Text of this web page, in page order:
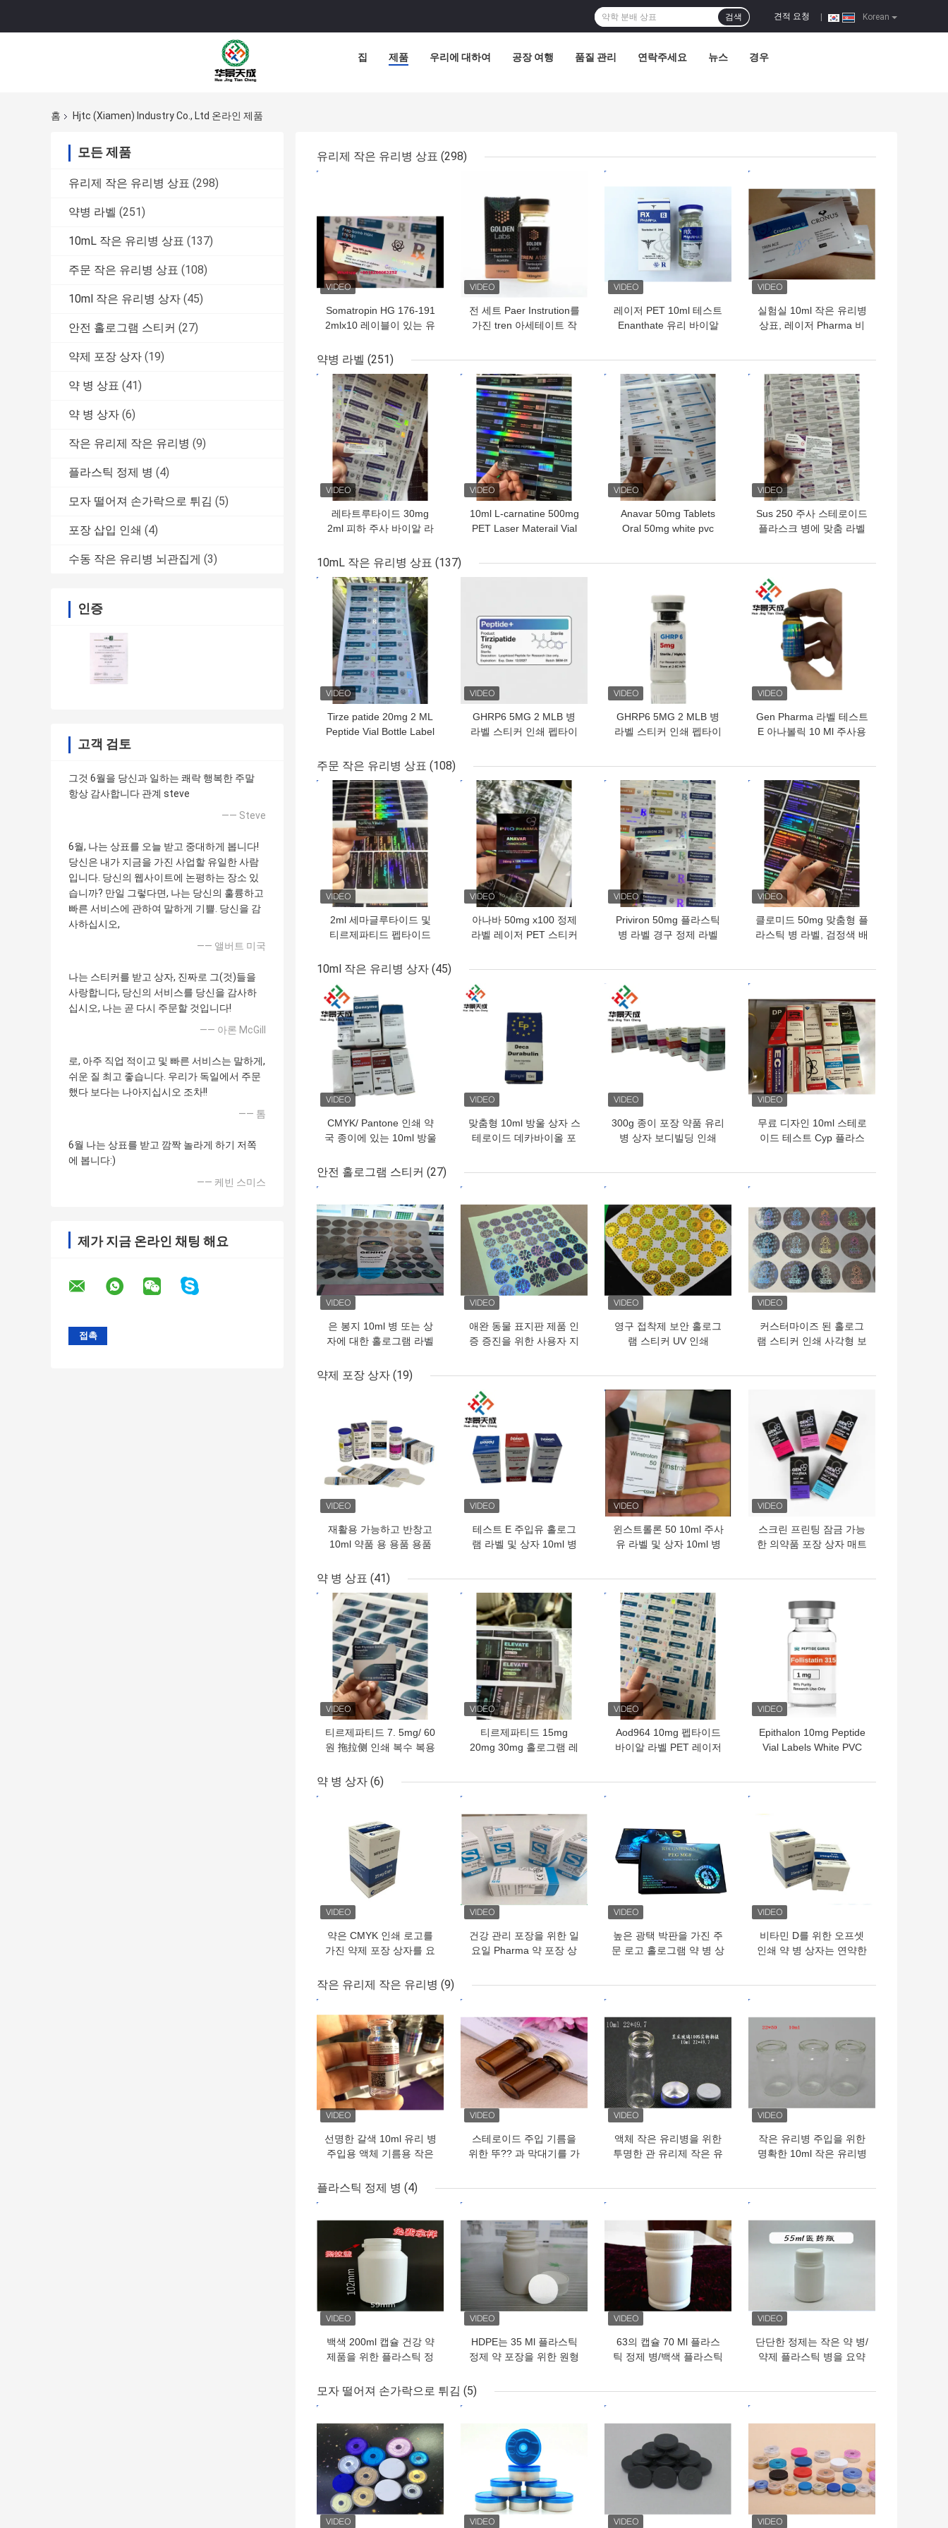
Korean
견적 요청
검색
집 제품 우리에 대하여 공장 여행 품질 관리 연락주세요 뉴스 경우
홈 Hjtc (Xiamen) Industry Co., Ltd 온라인 제품
모든 제품
유리제 작은 유리병 상표 (298)
약병 라벨 (251)
10mL 작은 유리병 상표 (137)
주문 작은 유리병 상표 (108)
10ml 작은 유리병 상자 (45)
안전 홀로그램 스티커 (27)
약제 포장 상자 (19)
약 병 상표 (41)
약 병 상자 (6)
작은 유리제 작은 유리병 (9)
플라스틱 정제 병 (4)
모자 떨어져 손가락으로 튀김 (5)
포장 삽입 인쇄 (4)
수동 작은 유리병 뇌관집게 (3)
인증
고객 검토
그것 6월을 당신과 일하는 쾌락 행복한 주말
항상 감사합니다 관계 steve
—— Steve
6월, 나는 상표를 오늘 받고 중대하게 봅니다!
당신은 내가 지금을 가진 사업할 유일한 사람
입니다. 당신의 웹사이트에 논평하는 장소 있
습니까? 만일 그렇다면, 나는 당신의 훌륭하고
빠른 서비스에 관하여 말하게 기쁠. 당신을 감
사하십시오,
—— 앨버트 미국
나는 스티커를 받고 상자, 진짜로 그(것)들을
사랑합니다, 당신의 서비스를 당신을 감사하
십시오, 나는 곧 다시 주문할 것입니다!
—— 아론 McGill
로, 아주 직업 적이고 및 빠른 서비스는 말하게,
쉬운 질 최고 좋습니다. 우리가 독일에서 주문
했다 보다는 나아지십시오 조차!!
—— 톰
6월 나는 상표를 받고 깜짝 놀라게 하기 저쪽
에 봅니다:)
—— 케빈 스미스
제가 지금 온라인 채팅 해요
유리제 작은 유리병 상표 (298)
Somatropin HG 176-191
2mlx10 레이블이 있는 유
전 세트 Paer Instrution를
가진 tren 아세테이트 작
레이저 PET 10ml 테스트
Enanthate 유리 바이알
실험실 10ml 작은 유리병
상표, 레이저 Pharma 비
약병 라벨 (251)
레타트루타이드 30mg
2ml 피하 주사 바이알 라
최고의 가격
10ml L-carnatine 500mg
PET Laser Materail Vial
최고의 가격
Anavar 50mg Tablets
Oral 50mg white pvc
최고의 가격
Sus 250 주사 스테로이드
플라스크 병에 맞춤 라벨
최고의 가격
10mL 작은 유리병 상표 (137)
Tirze patide 20mg 2 ML
Peptide Vial Bottle Label
최고의 가격
GHRP6 5MG 2 MLB 병
라벨 스티커 인쇄 펩타이
GHRP6 5MG 2 MLB 병
라벨 스티커 인쇄 펩타이
Gen Pharma 라벨 테스트
E 아나볼릭 10 Ml 주사용
최고의 가격
주문 작은 유리병 상표 (108)
2ml 세마글루타이드 및
티르제파티드 펩타이드
최고의 가격
아나바 50mg x100 정제
라벨 레이저 PET 스티커
최고의 가격
Priviron 50mg 플라스틱
병 라벨 경구 정제 라벨
최고의 가격
클로미드 50mg 맞춤형 플
라스틱 병 라벨, 검정색 배
최고의 가격
10ml 작은 유리병 상자 (45)
CMYK/ Pantone 인쇄 약
국 종이에 있는 10ml 방울
최고의 가격
맞춤형 10ml 방울 상자 스
테로이드 데카바이올 포
최고의 가격
300g 종이 포장 약품 유리
병 상자 보디빌딩 인쇄
최고의 가격
무료 디자인 10ml 스테로
이드 테스트 Cyp 플라스
안전 홀로그램 스티커 (27)
은 봉지 10ml 병 또는 상
자에 대한 홀로그램 라벨
애완 동물 표지판 제품 인
증 증진을 위한 사용자 지
영구 접착제 보안 홀로그
램 스티커 UV 인쇄
커스터마이즈 된 홀로그
램 스티커 인쇄 사각형 보
약제 포장 상자 (19)
재활용 가능하고 반창고
10ml 약품 용 용품 용품
테스트 E 주입유 홀로그
램 라벨 및 상자 10ml 병
최고의 가격
윈스트롤론 50 10ml 주사
유 라벨 및 상자 10ml 병
최고의 가격
스크린 프린팅 잠금 가능
한 의약품 포장 상자 매트
약 병 상표 (41)
티르제파티드 7. 5mg/ 60
원 拖拉侧 인쇄 복수 복용
최고의 가격
티르제파티드 15mg
20mg 30mg 홀로그램 레
최고의 가격
Aod964 10mg 펩타이드
바이알 라벨 PET 레이저
최고의 가격
Epithalon 10mg Peptide
Vial Labels White PVC
최고의 가격
약 병 상자 (6)
약은 CMYK 인쇄 로고를
가진 약제 포장 상자를 요
건강 관리 포장을 위한 일
요일 Pharma 약 포장 상
높은 광택 박판을 가진 주
문 로고 홀로그램 약 병 상
비타민 D를 위한 오프셋
인쇄 약 병 상자는 연약한
작은 유리제 작은 유리병 (9)
선명한 갈색 10ml 유리 병
주입용 액체 기름용 작은
스테로이드 주입 기름을
위한 뚜?? 과 막대기를 가
액체 작은 유리병을 위한
투명한 관 유리제 작은 유
작은 유리병 주입을 위한
명확한 10ml 작은 유리병
플라스틱 정제 병 (4)
백색 200ml 캡슐 건강 약
제품을 위한 플라스틱 정
HDPE는 35 Ml 플라스틱
정제 약 포장을 위한 원형
63의 캡슐 70 Ml 플라스
틱 정제 병/백색 플라스틱
단단한 정제는 작은 약 병/
약제 플라스틱 병을 요약
모자 떨어져 손가락으로 튀김 (5)